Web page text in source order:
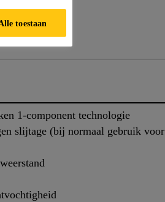
1-component technologie
slijtage (bij normaal gebruik voor
toestaan